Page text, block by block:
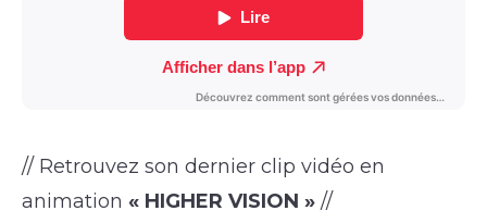
// Retrouvez son dernier clip vidéo en
animation« HIGHER VISION » //